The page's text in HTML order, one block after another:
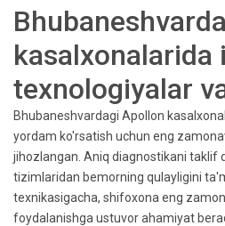
kasalxonalarida
texnologiyalar
Bhubaneshvardagi Apollon
yordam ko'rsatish uchun eng
jihozlangan. Aniq diagnostikani taklif
tizimlaridan bemorning qulayligini
texnikasigacha, shifoxona eng
foydalanishga ustuvor ahamiyat